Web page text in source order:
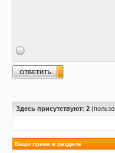
Здесь присутствуют: 2
Ваши права в разделе